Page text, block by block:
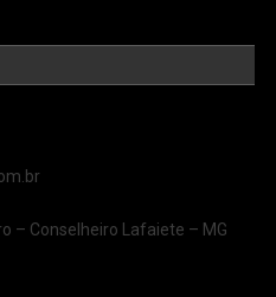
– Conselheiro Lafaiete – MG